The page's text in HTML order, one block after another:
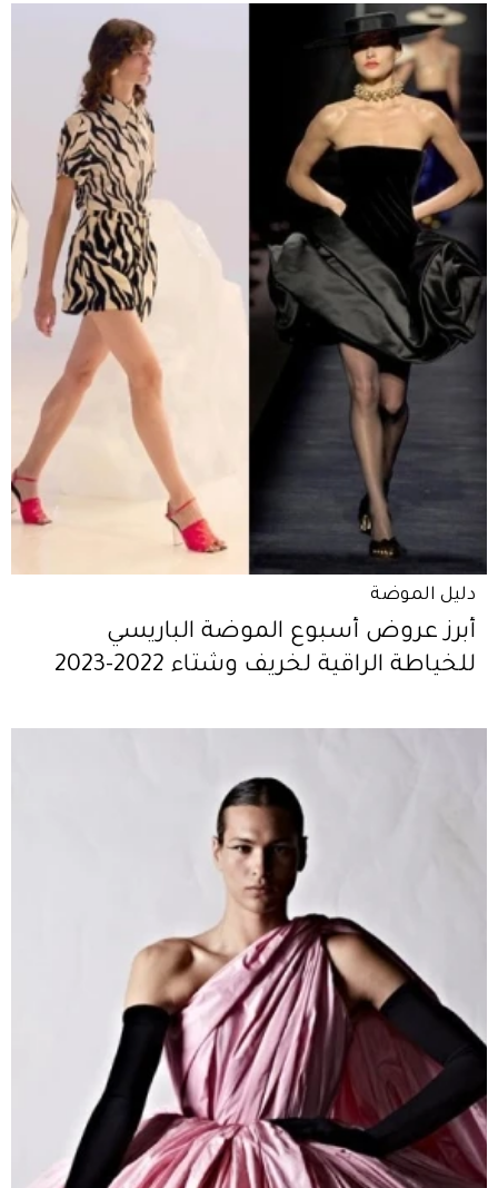
دليل الموضة
أبرز عروض أسبوع الموضة الباريسي
للخياطة الراقية لخريف وشتاء 2022-2023